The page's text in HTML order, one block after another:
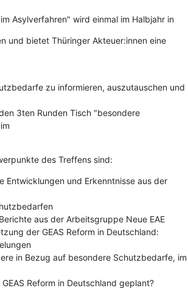
Asylverfahren" wird einmal im Halbjahr in
und bietet Thüringer Akteuer:innen eine
zu informieren, auszutauschen und
3ten Runden Tisch "besondere
des Treffens sind:
Entwicklungen und Erkenntnisse aus der
in Bezug auf besondere Schutzbedarfe, im
Reform in Deutschland geplant?